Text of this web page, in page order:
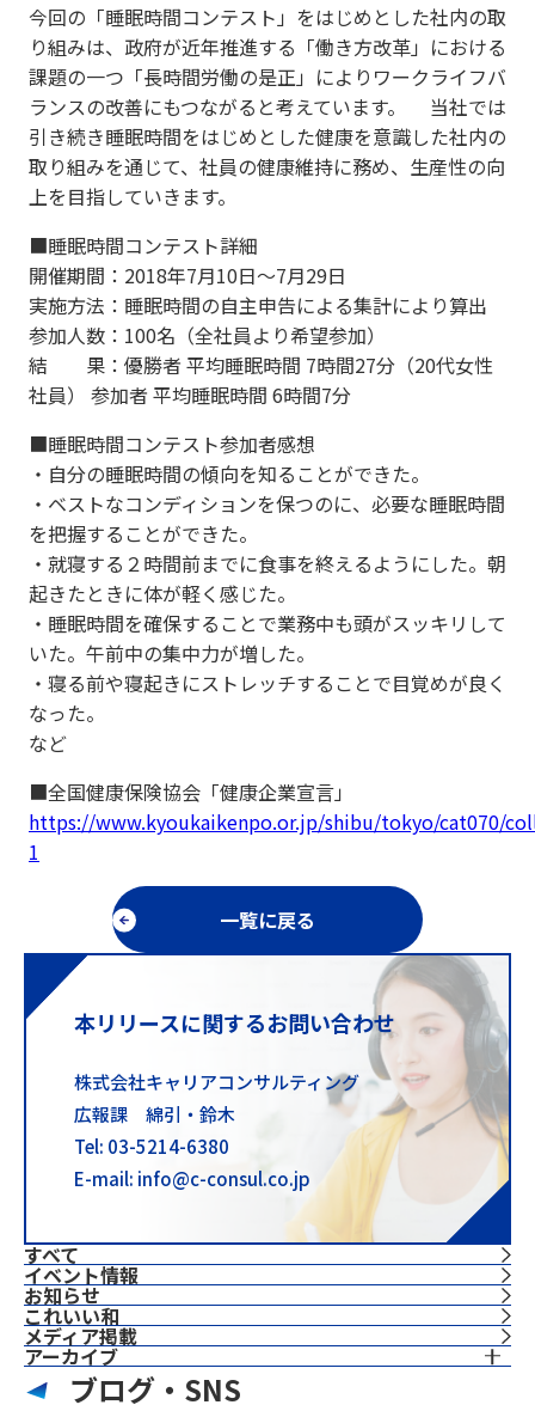
すべて
イベント情報
お知らせ
これいい和
⁨⁩メディア掲載
アーカイブ
今回の「睡眠時間コンテスト」をはじめとした社内の取
り組みは、政府が近年推進する「働き方改革」における
課題の一つ「長時間労働の是正」によりワークライフバ
ランスの改善にもつながると考えています。 当社では
引き続き睡眠時間をはじめとした健康を意識した社内の
取り組みを通じて、社員の健康維持に務め、生産性の向
上を目指していきます。
■睡眠時間コンテスト詳細
開催期間：2018年7月10日〜7月29日
実施方法：睡眠時間の自主申告による集計により算出
参加人数：100名（全社員より希望参加）
結 果：優勝者 平均睡眠時間 7時間27分（20代女性
社員） 参加者 平均睡眠時間 6時間7分
■睡眠時間コンテスト参加者感想
・自分の睡眠時間の傾向を知ることができた。
・ベストなコンディションを保つのに、必要な睡眠時間
を把握することができた。
・就寝する２時間前までに食事を終えるようにした。朝
起きたときに体が軽く感じた。
・​睡眠時間を確保することで業務中も頭がスッキリして
いた。午前中の集中力が増した。
・寝る前や寝起きにストレッチすることで目覚めが良く
なった。
など
■全国健康保険協会「健康企業宣言」
https://www.kyoukaikenpo.or.jp/shibu/tokyo/cat070/
1
一覧に戻る
本リリースに関するお問い合わせ
株式会社キャリアコンサルティング
広報課 綿引・鈴木
Tel: 03-5214-6380
E-mail: info@c-consul.co.jp
ブログ・SNS